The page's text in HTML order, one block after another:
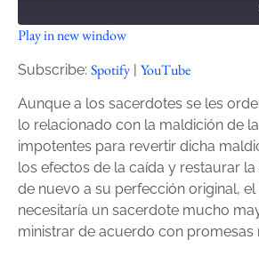
Spotify
SHARE
LINK
EMBED
Play in new window
Subscribe: Spotify | YouTube
Aunque a los sacerdotes se les
lo relacionado con la maldición de
impotentes para revertir dicha
los efectos de la caída y restaurar
de nuevo a su perfección original,
necesitaría un sacerdote mucho
ministrar de acuerdo con promesas